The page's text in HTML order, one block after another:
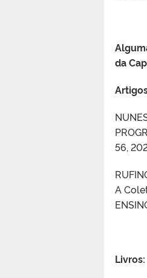
da
56,
A
Livros: